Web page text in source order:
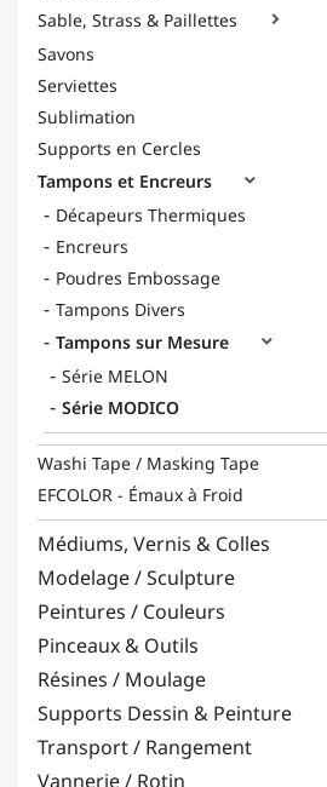
Sable, Strass & Paillettes

Savons
Serviettes
Sublimation
Supports en Cercles
Tampons et Encreurs

Décapeurs Thermiques
Encreurs
Poudres Embossage
Tampons Divers
Tampons sur Mesure

Série MELON
Série MODICO
Washi Tape / Masking Tape
EFCOLOR - Émaux à Froid
Médiums, Vernis & Colles
Modelage / Sculpture
Peintures / Couleurs
Pinceaux & Outils
Résines / Moulage
Supports Dessin & Peinture
Transport / Rangement
Vannerie / Rotin